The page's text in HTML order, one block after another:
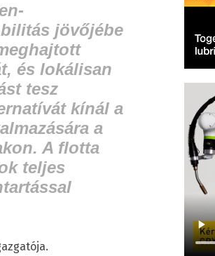
jövőjébe
és lokálisan
tesz
kínál a
a
A flotta
teljes